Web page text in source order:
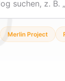
Merlin Project